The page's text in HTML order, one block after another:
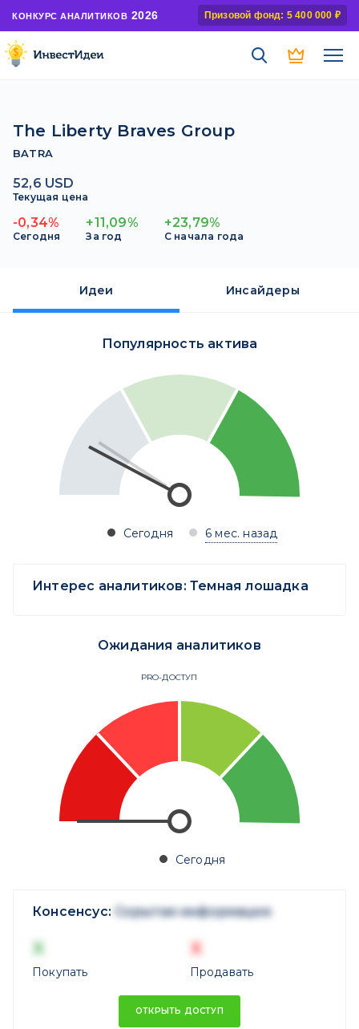
КОНКУРС АНАЛИТИКОВ 2026 Призовой фонд: 5 400 000 ₽
The Liberty Braves Group
BATRA
52,6 USD
Текущая цена
-0,34%
Сегодня
+11,09%
За год
+23,79%
С начала года
Идеи Инсайдеры
Популярность актива
Сегодня 6 мес. назад
Интерес аналитиков: Темная лошадка
Ожидания аналитиков
PRO-ДОСТУП
Сегодня
Консенсус: Скрытая информация
X
Покупать
X
Продавать
ОТКРЫТЬ ДОСТУП